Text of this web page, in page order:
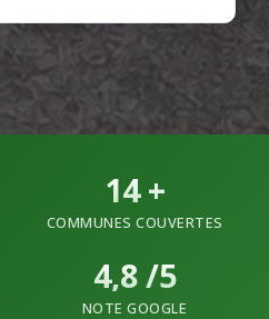
14+
COMMUNES COUVERTES
4,8 /5
NOTE GOOGLE